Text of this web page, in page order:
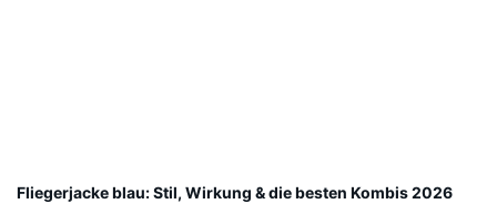
Fliegerjacke blau: Stil, Wirkung & die besten Kombis 2026